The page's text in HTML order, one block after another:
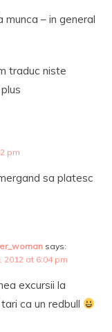
– in general
traduc niste
pm
sa platesc
says:
2012 at 6:04 pm
excursii la
ca un redbull